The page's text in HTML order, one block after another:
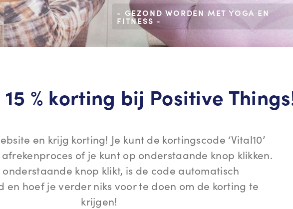
- GEZOND WORDEN MET YOGA EN
FITNESS -
% korting bij Positive
en krijg korting! Je kunt de kortingscode ‘Vital10’
of je kunt op onderstaande knop klikken.
onderstaande knop klikt, is de code automatisch
en hoef je verder niks voor te doen om de korting te
krijgen!